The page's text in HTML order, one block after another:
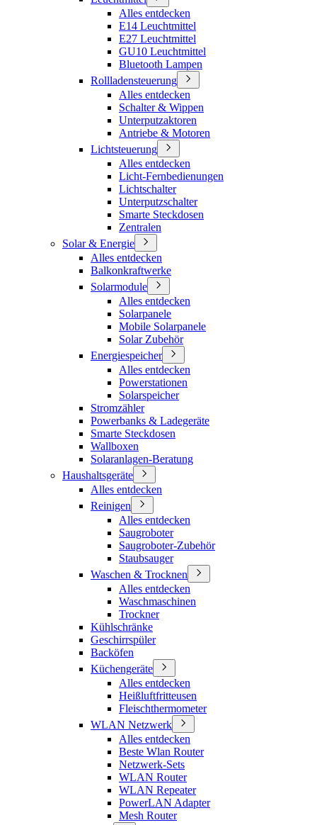
Alles entdecken
E14 Leuchtmittel
E27 Leuchtmittel
GU10 Leuchtmittel
Bluetooth Lampen
Rollladensteuerung
Alles entdecken
Schalter & Wippen
Unterputzaktoren
Antriebe & Motoren
Lichtsteuerung
Alles entdecken
Licht-Fernbedienungen
Lichtschalter
Unterputzschalter
Smarte Steckdosen
Zentralen
Solar & Energie
Alles entdecken
Balkonkraftwerke
Solarmodule
Alles entdecken
Solarpanele
Mobile Solarpanele
Solar Zubehör
Energiespeicher
Alles entdecken
Powerstationen
Solarspeicher
Stromzähler
Powerbanks & Ladegeräte
Smarte Steckdosen
Wallboxen
Solaranlagen-Beratung
Haushaltsgeräte
Alles entdecken
Reinigen
Alles entdecken
Saugroboter
Saugroboter-Zubehör
Staubsauger
Waschen & Trocknen
Alles entdecken
Waschmaschinen
Trockner
Kühlschränke
Geschirrspüler
Backöfen
Küchengeräte
Alles entdecken
Heißluftfritteusen
Fleischthermometer
WLAN Netzwerk
Alles entdecken
Beste Wlan Router
Netzwerk-Sets
WLAN Router
WLAN Repeater
PowerLAN Adapter
Mesh Router